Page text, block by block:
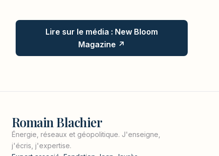
Lire sur le média : New Bloom
Magazine ↗
Romain Blachier
Énergie, réseaux et géopolitique. J'enseigne,
j'écris, j'expertise.